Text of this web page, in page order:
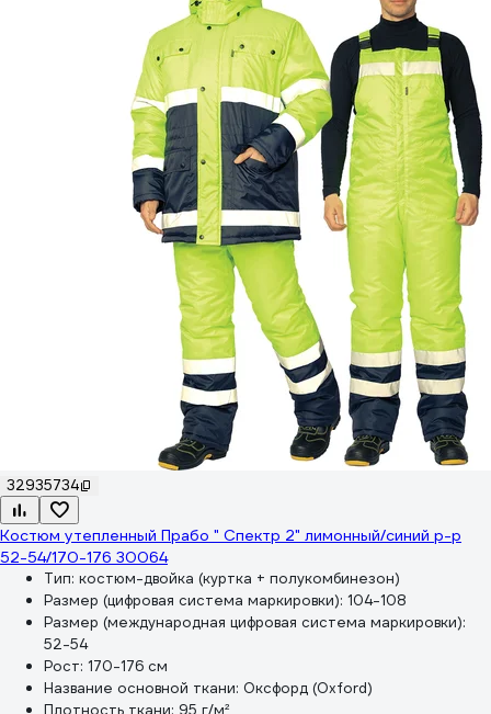
32935734
Костюм утепленный Прабо " Спектр 2" лимонный/синий р-р
52-54/170-176 30064
Тип: костюм-двойка (куртка + полукомбинезон)
Размер (цифровая система маркировки): 104-108
Размер (международная цифровая система маркировки):
52-54
Рост: 170-176 см
Название основной ткани: Оксфорд (Oxford)
Плотность ткани: 95 г/м²